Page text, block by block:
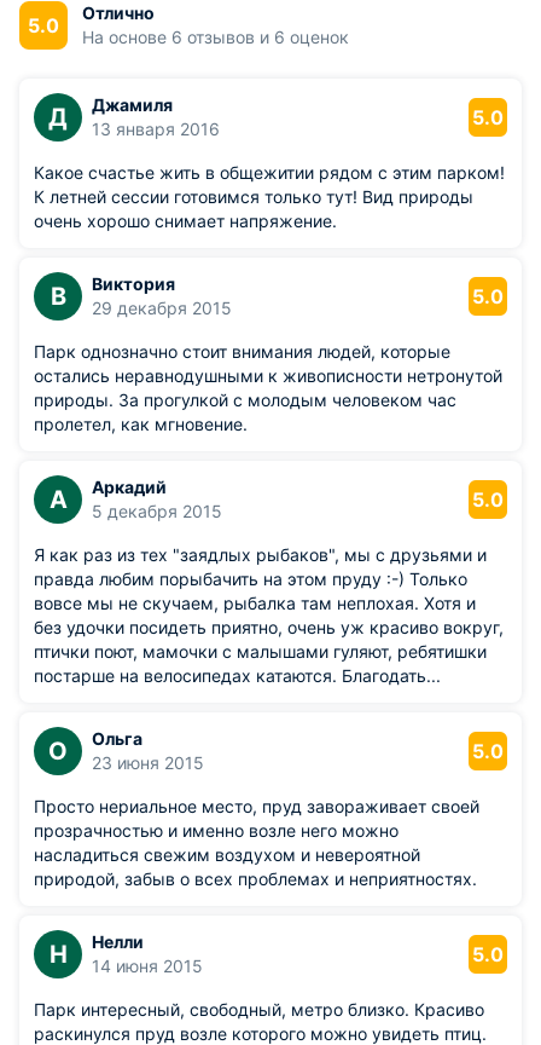
перекинут мост. На его берегах можно увидеть заядлых
рыбаков, скучающих с удочками в руках. Пляжей нет и
велосипедах, самокатах, роликах.
Пешие прогулки по извилистым дорожкам доставляют
удовольствие посетителям парка. Произрастают в
основном лиственные породы деревьев. Вдоль
Новоизмайловского проспекта тянется еловая аллея.
5.0
Отлично
На основе 6 отзывов и 6 оценок
Д
Джамиля
13 января 2016
5.0
Какое счастье жить в общежитии рядом с этим парком!
К летней сессии готовимся только тут! Вид природы
очень хорошо снимает напряжение.
В
Виктория
29 декабря 2015
5.0
Парк однозначно стоит внимания людей, которые
остались неравнодушными к живописности нетронутой
природы. За прогулкой с молодым человеком час
пролетел, как мгновение.
А
Аркадий
5 декабря 2015
5.0
Я как раз из тех "заядлых рыбаков", мы с друзьями и
правда любим порыбачить на этом пруду :-) Только
вовсе мы не скучаем, рыбалка там неплохая. Хотя и
без удочки посидеть приятно, очень уж красиво вокруг,
птички поют, мамочки с малышами гуляют, ребятишки
постарше на велосипедах катаются. Благодать...
О
Ольга
23 июня 2015
5.0
Просто нериальное место, пруд завораживает своей
прозрачностью и именно возле него можно
насладиться свежим воздухом и невероятной
природой, забыв о всех проблемах и неприятностях.
Н
Нелли
14 июня 2015
5.0
Парк интересный, свободный, метро близко. Красиво
раскинулся пруд возле которого можно увидеть птиц.